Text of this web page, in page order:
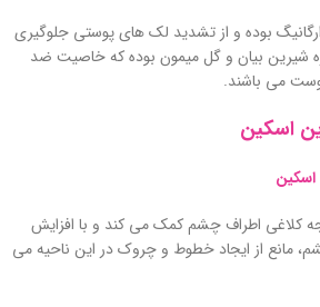
بوده و از تشدید لک های پوستی جلوگیری
شیرین بیان و گل میمون بوده که خاصیت ضد
می باشند.
اسکین
اطراف چشم کمک می کند و با افزایش
مانع از ایجاد خطوط و چروک در این ناحیه می